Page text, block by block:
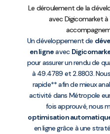
Le déroulement de la
avec Digicomarket
Un développement de
en ligneavec
pour assurer un rendu de
à 49.4789 et 2.8803.
rapide** afin de mieux
activité dans Métropole
fois approuvé, nous
optimisation
en ligne grâce à une